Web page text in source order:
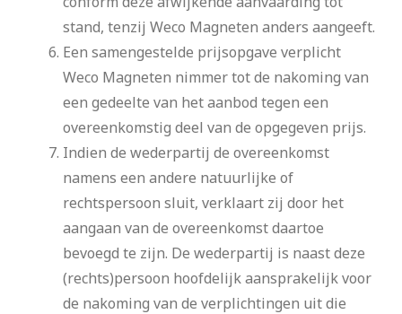
stand, tenzij Weco Magneten anders aangeeft.
Een samengestelde prijsopgave verplicht
Weco Magneten nimmer tot de nakoming van
een gedeelte van het aanbod tegen een
overeenkomstig deel van de opgegeven prijs.
Indien de wederpartij de overeenkomst
namens een andere natuurlijke of
rechtspersoon sluit, verklaart zij door het
aangaan van de overeenkomst daartoe
bevoegd te zijn. De wederpartij is naast deze
(rechts)persoon hoofdelijk aansprakelijk voor
de nakoming van de verplichtingen uit die